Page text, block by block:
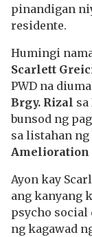
pinandigan
residente.
Humingi
Scarlett
PWD na
Brgy. Rizal sa
bunsod ng
sa listahan ng
Amelioration
Ayon kay
ang kanyang
psycho social
ng kagawad